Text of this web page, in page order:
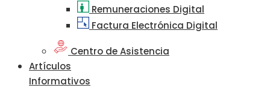
Remuneraciones Digital
Factura Electrónica Digital
Centro de Asistencia
Artículos
Informativos